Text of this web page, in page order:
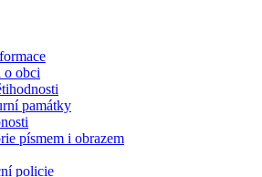
o obci
památky
písmem i obrazem
policie